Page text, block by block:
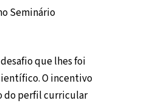
Seminário
que lhes foi
O incentivo
do perfil curricular